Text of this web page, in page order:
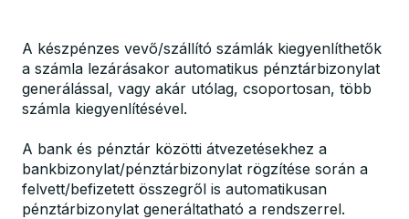
A készpénzes vevő/szállító számlák kiegyenlíthetők
a számla lezárásakor automatikus pénztárbizonylat
generálással, vagy akár utólag, csoportosan, több
számla kiegyenlítésével.
A bank és pénztár közötti átvezetésekhez a
bankbizonylat/pénztárbizonylat rögzítése során a
felvett/befizetett összegről is automatikusan
pénztárbizonylat generáltatható a rendszerrel.